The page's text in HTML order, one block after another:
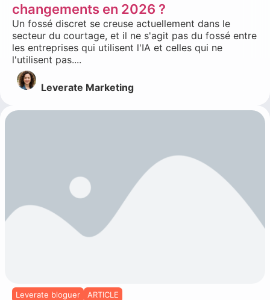
changements en 2026 ?
Un fossé discret se creuse actuellement dans le
secteur du courtage, et il ne s'agit pas du fossé entre
les entreprises qui utilisent l'IA et celles qui ne
l'utilisent pas....
Leverate Marketing
Leverate bloguer
ARTICLE